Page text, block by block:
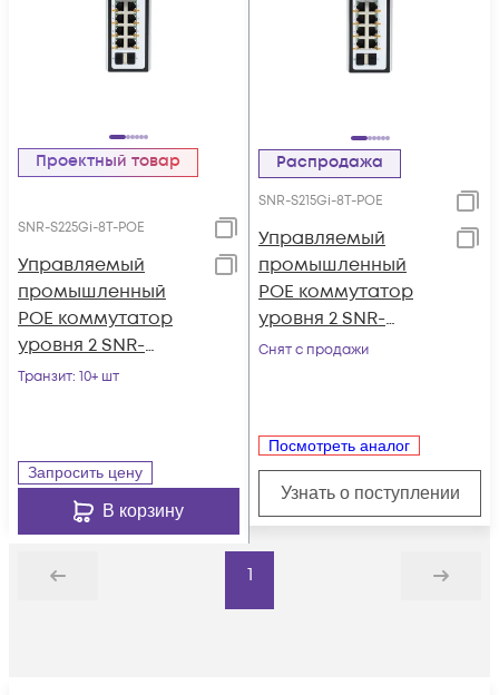
Проектный товар
SNR-S225Gi-8T-POE
Управляемый
промышленный
POE коммутатор
уровня 2 SNR-
S225Gi-8T-POE
Транзит: 10+ шт
Запросить цену
В корзину
Распродажа
SNR-S215Gi-8T-POE
Управляемый
промышленный
POE коммутатор
уровня 2 SNR-
S215Gi-8T-POE
Снят с продажи
Посмотреть аналог
Узнать о поступлении
Назад
1
Дальше